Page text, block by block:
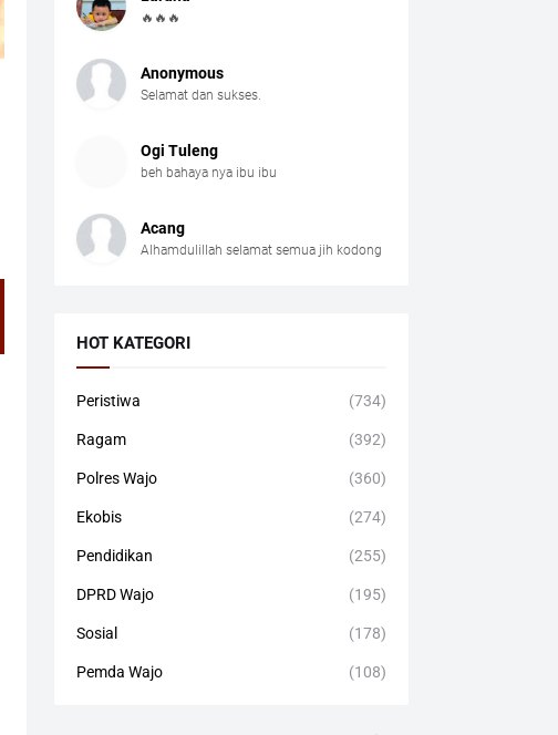
🔥🔥🔥
Anonymous
Selamat dan sukses.
Ogi Tuleng
beh bahaya nya ibu ibu
Acang
Alhamdulillah selamat semua jih kodong
HOT KATEGORI
Peristiwa (734)
Ragam (392)
Polres Wajo (360)
Ekobis (274)
Pendidikan (255)
DPRD Wajo (195)
Sosial (178)
Pemda Wajo (108)